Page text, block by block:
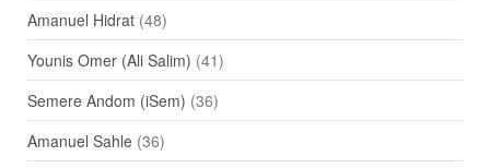
Amanuel Hidrat(48)
Younis Omer (Ali Salim) (41)
Semere Andom (iSem) (36)
Amanuel Sahle(36)